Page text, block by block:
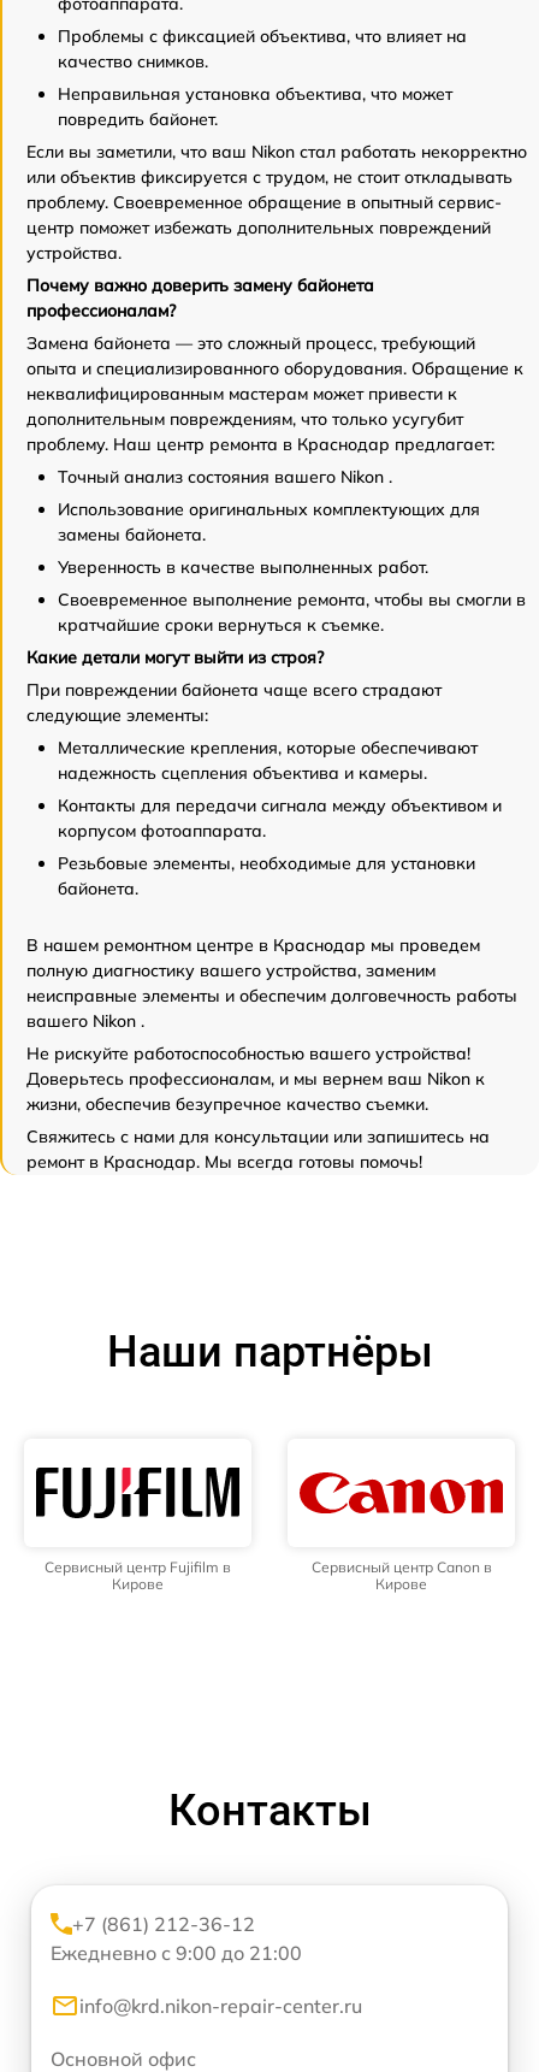
Проблемы с фиксацией объектива, что влияет на
качество снимков.
Неправильная установка объектива, что может
повредить байонет.
Если вы заметили, что ваш Nikon стал работать некорректно
или объектив фиксируется с трудом, не стоит откладывать
проблему. Своевременное обращение в опытный сервис-
центр поможет избежать дополнительных повреждений
устройства.
Почему важно доверить замену байонета
профессионалам?
Замена байонета — это сложный процесс, требующий
опыта и специализированного оборудования. Обращение к
неквалифицированным мастерам может привести к
дополнительным повреждениям, что только усугубит
проблему. Наш центр ремонта в Краснодар предлагает:
Точный анализ состояния вашего Nikon .
Использование оригинальных комплектующих для
замены байонета.
Уверенность в качестве выполненных работ.
Своевременное выполнение ремонта, чтобы вы смогли в
кратчайшие сроки вернуться к съемке.
Какие детали могут выйти из строя?
При повреждении байонета чаще всего страдают
следующие элементы:
Металлические крепления, которые обеспечивают
надежность сцепления объектива и камеры.
Контакты для передачи сигнала между объективом и
корпусом фотоаппарата.
Резьбовые элементы, необходимые для установки
байонета.
В нашем ремонтном центре в Краснодар мы проведем
полную диагностику вашего устройства, заменим
неисправные элементы и обеспечим долговечность работы
вашего Nikon .
Не рискуйте работоспособностью вашего устройства!
Доверьтесь профессионалам, и мы вернем ваш Nikon к
жизни, обеспечив безупречное качество съемки.
Свяжитесь с нами для консультации или запишитесь на
ремонт в Краснодар. Мы всегда готовы помочь!
Наши партнёры
Сервисный центр Fujifilm в
Кирове
Сервисный центр Canon в
Кирове
Контакты
+7 (861) 212-36-12
Ежедневно с 9:00 до 21:00
info@krd.nikon-repair-center.ru
Основной офис